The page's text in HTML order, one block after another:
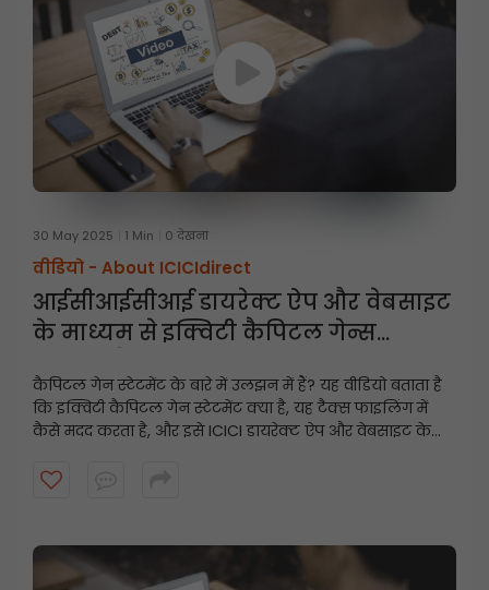
30 May 2025 1 Min 0 देखना
वीडियो - About ICICIdirect
आईसीआईसीआई डायरेक्ट ऐप और वेबसाइट
के माध्यम से इक्विटी कैपिटल गेन्स
कैपिटल गेन स्टेटमेंट के बारे में उलझन में हैं? यह वीडियो बताता है
कि इक्विटी कैपिटल गेन स्टेटमेंट क्या है, यह टैक्स फाइलिंग में
कैसे मदद करता है, और इसे ICICI डायरेक्ट ऐप और वेबसाइट के
गाइड के साथ टैक्स के लिए तैयार रहें और अपने निवेश पर नज़र